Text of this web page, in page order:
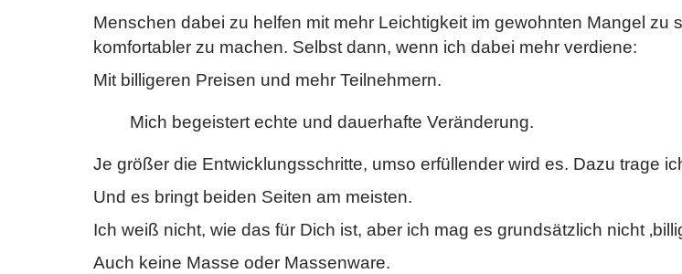
Menschen dabei zu helfen mit mehr Leichtigkeit im gewohnten Mangel
komfortabler zu machen. Selbst dann, wenn ich dabei mehr verdiene:
Mit billigeren Preisen und mehr Teilnehmern.
Mich begeistert echte und dauerhafte Veränderung.
Je größer die Entwicklungsschritte, umso erfüllender wird es. Dazu trage
Und es bringt beiden Seiten am meisten.
Ich weiß nicht, wie das für Dich ist, aber ich mag es grundsätzlich nicht
Auch keine Masse oder Massenware.